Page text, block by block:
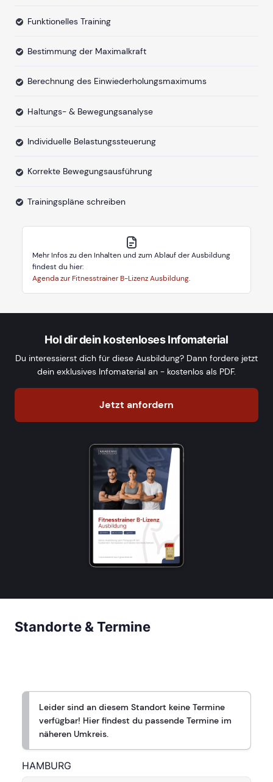
Funktionelles Training
Bestimmung der Maximalkraft
Berechnung des Einwiederholungsmaximums
Haltungs- & Bewegungsanalyse
Individuelle Belastungssteuerung
Korrekte Bewegungsausführung
Trainingspläne schreiben
Mehr Infos zu den Inhalten und zum Ablauf der Ausbildung
findest du hier:
Agenda zur Fitnesstrainer B-Lizenz Ausbildung.
Hol dir dein kostenloses Infomaterial
Du interessierst dich für diese Ausbildung? Dann fordere jetzt
dein exklusives Infomaterial an - kostenlos als PDF.
Jetzt anfordern
Standorte & Termine
Leider sind an diesem Standort keine Termine
verfügbar! Hier findest du passende Termine im
näheren Umkreis.
HAMBURG